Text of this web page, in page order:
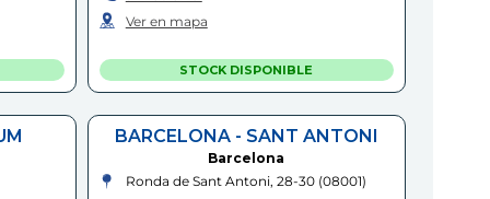
Ver en mapa
STOCK DISPONIBLE
BARCELONA - SANT ANTONI
Barcelona
Ronda de Sant Antoni, 28-30(08001)